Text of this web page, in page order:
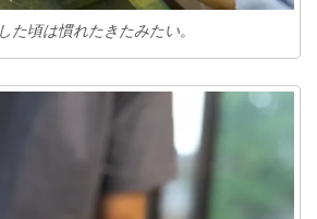
た頃は慣れたきたみたい。